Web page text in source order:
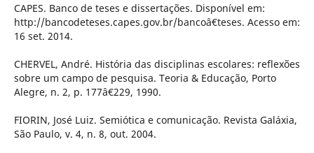
CAPES. Banco de teses e dissertações. Disponível em:
http://bancodeteses.capes.gov.br/bancoâ€teses. Acesso em:
16 set. 2014.
CHERVEL, André. História das disciplinas escolares: reflexões
sobre um campo de pesquisa. Teoria & Educação, Porto
Alegre, n. 2, p. 177â€229, 1990.
FIORIN, José Luiz. Semiótica e comunicação. Revista Galáxia,
São Paulo, v. 4, n. 8, out. 2004.